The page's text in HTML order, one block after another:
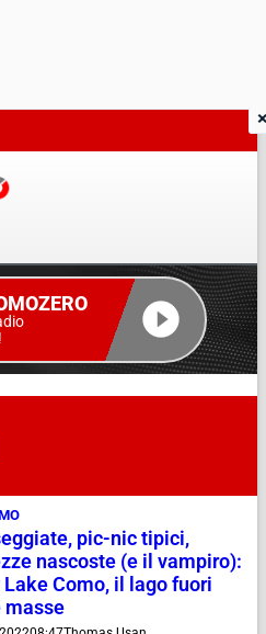
pic-nic tipici,
nascoste (e il vampiro):
Lake Como, il lago fuori
masse